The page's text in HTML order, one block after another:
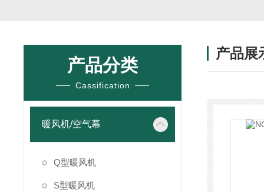
产品分类
Cassification
暖风机/空气幕
Q型暖风机
S型暖风机
产品展